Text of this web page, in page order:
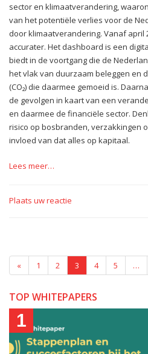
sector en klimaatverandering,
van het potentiële verlies voor de
door klimaatverandering. Vanaf april
accurater. Het dashboard is een
biedt in de voortgang die de
het vlak van duurzaam beleggen en
(CO₂) die daarmee gemoeid is.
de gevolgen in kaart van een
en daarmee de financiële sector.
risico op bosbranden, verzakkingen
invloed van dat alles op kapitaal.
Lees meer…
Plaats uw reactie
« 1 2 3 4 5 …
TOP WHITEPAPERS
1